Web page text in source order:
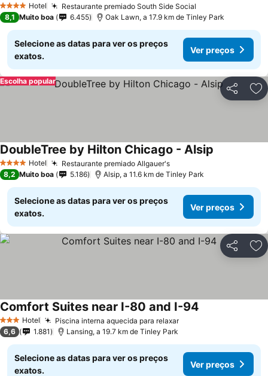
4 EstrelasHotel Restaurante premiado South Side Social
8,1 Muito boa 6.455 Oak Lawn, a 17.9 km de Tinley Park
Selecione as datas para ver os preços
exatos.
Ver preços
Partilhar
Escolha popular
4 EstrelasHotel Restaurante premiado Allgauer's
DoubleTree by Hilton Chicago - Alsip
8,2 Muito boa 5.186 Alsip, a 11.6 km de Tinley Park
Selecione as datas para ver os preços
exatos.
Ver preços
Partilhar
3 EstrelasHotel Piscina interna aquecida para relaxar
Comfort Suites near I-80 and I-94
6,6 1.881 Lansing, a 19.7 km de Tinley Park
Selecione as datas para ver os preços
exatos.
Ver preços